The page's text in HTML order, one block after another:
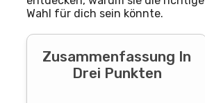
Wahl für dich sein könnte.
Zusammenfassung In
Drei Punkten